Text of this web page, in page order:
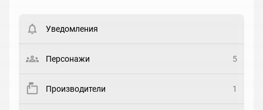
Статус
Уведомления
Персонажи 5
Производители 1